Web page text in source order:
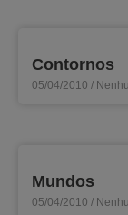
Contornos
05/04/2010
Mundos
05/04/2010